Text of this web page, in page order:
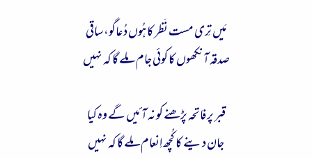
مَیں تِری مست نَظر کا ہُوں دُعاگو، ساقی
صدقہ آنکھوں کا کوئی جام مِلے گا کہ نہیں
قبر پر فاتحہ پڑھنے کو نہ آئیں گے وہ کیا
جان دینے کا کُچھ اِنعام مِلے گا کہ نہیں